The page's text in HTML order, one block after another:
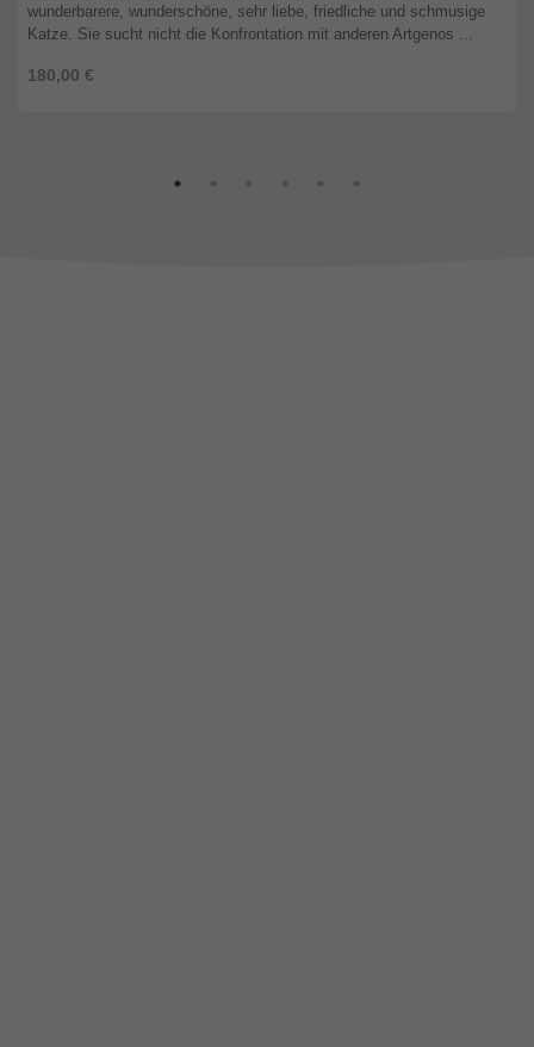
180,00 €
wunderbarere, wunderschöne, sehr liebe, friedliche und schmusige
Katze. Sie sucht nicht die Konfrontation mit anderen Artgenos ...